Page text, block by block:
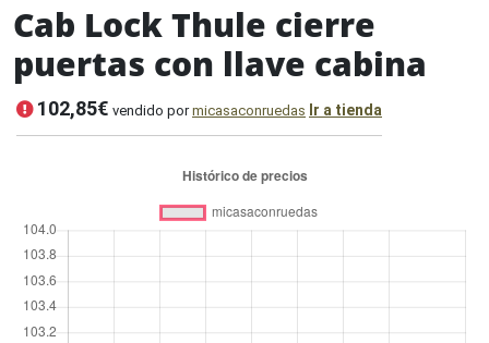
Cab Lock Thule cierre
puertas con llave cabina
102,85€ vendido pormicasaconruedas Ir a tienda